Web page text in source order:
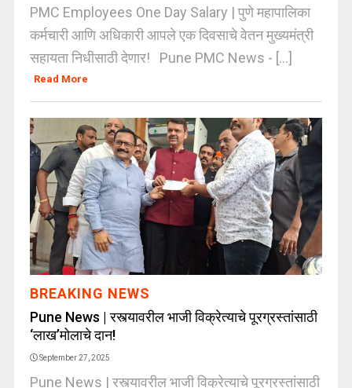
PMC Employees One Day Salary | पुणे महापालिका
कर्मचारी आणि अधिकारी आपले एक दिवसाचे वेतन मुख्यमंत्री
सहायता निधीसाठी देणार! Pune PMC News - [...]
Read More
BREAKING NEWS
Pune News | रस्त्यावरील भाजी विक्रेत्याचे पूरग्रस्तांसाठी
‘लाख’मोलाचे दान!
September 27, 2025
Pune News | रस्त्यावरील भाजी विक्रेत्याचे पूरग्रस्तांसाठी